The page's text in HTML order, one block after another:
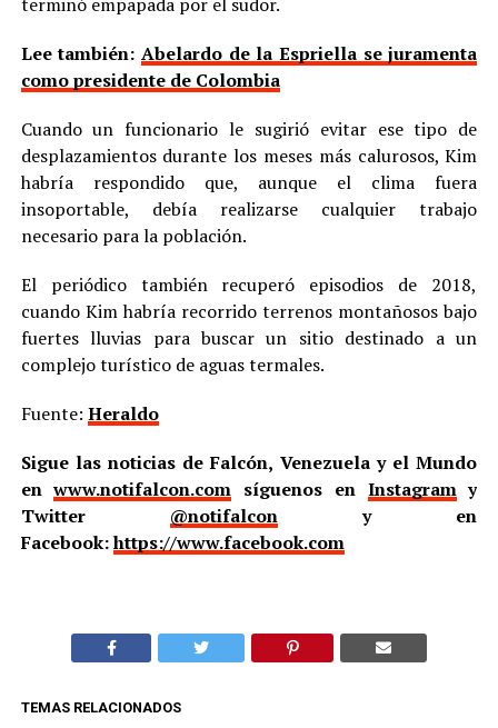
Lee también: Abelardo de la Espriella se juramenta
como presidente de Colombia
Cuando un funcionario le sugirió evitar ese tipo de
desplazamientos durante los meses más calurosos, Kim
habría respondido que, aunque el clima fuera
insoportable, debía realizarse cualquier trabajo
necesario para la población.
El periódico también recuperó episodios de 2018,
cuando Kim habría recorrido terrenos montañosos bajo
fuertes lluvias para buscar un sitio destinado a un
complejo turístico de aguas termales.
Fuente: Heraldo
Sigue las noticias de Falcón, Venezuela y el Mundo
enwww.notifalcon.com síguenos en Instagramy
Twitter @notifalcony en
Facebook:https://www.facebook.com
TEMAS RELACIONADOS